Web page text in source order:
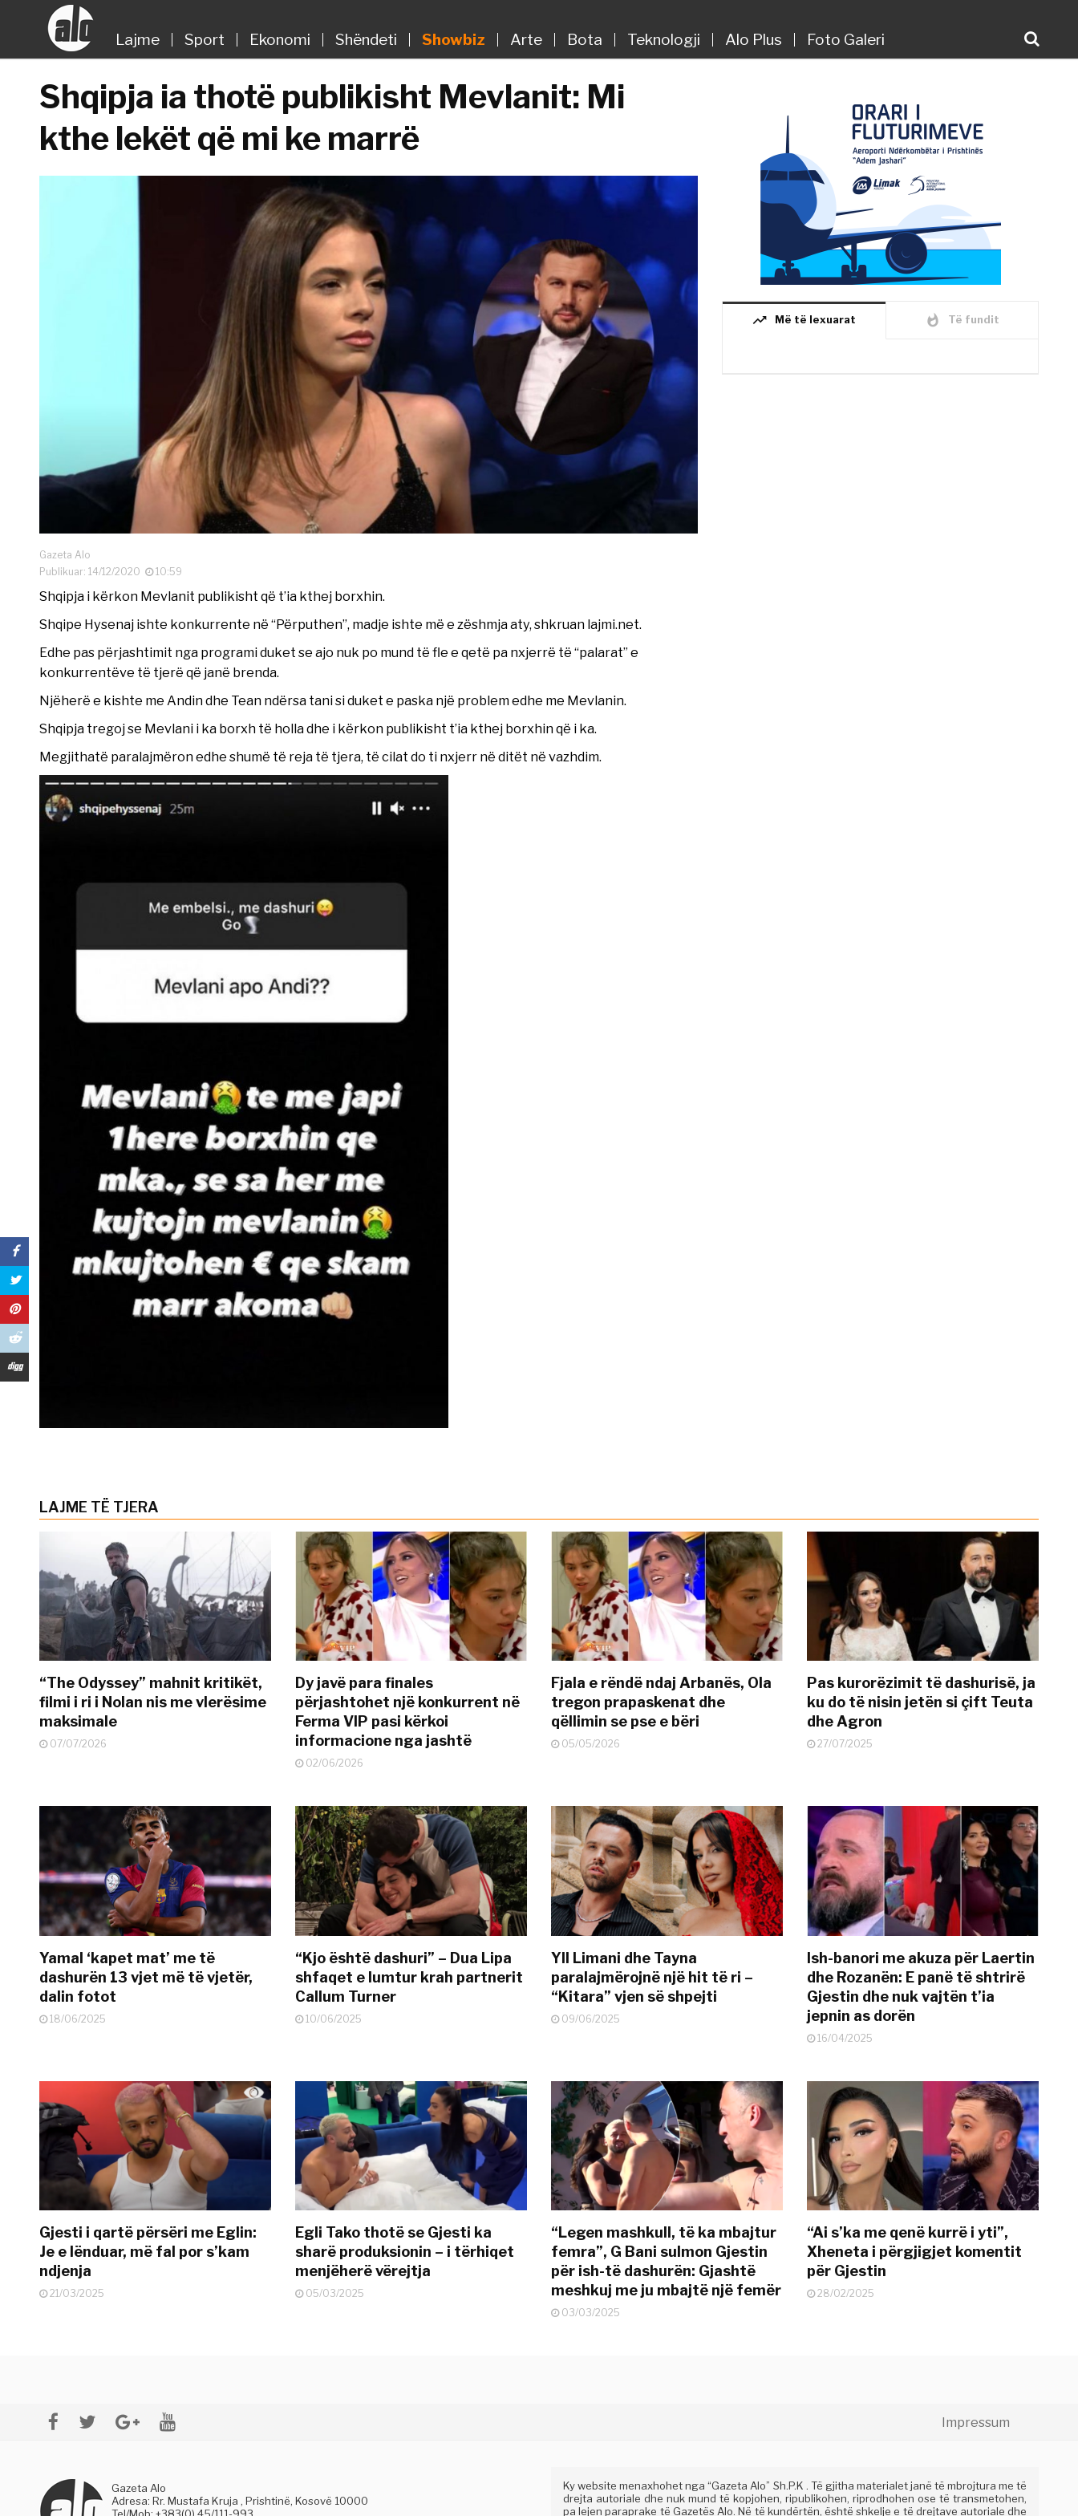
Lajme Sport Ekonomi Shëndeti Showbiz Arte Bota Teknologji Alo Plus Foto Galeri
Shqipja ia thotë publikisht Mevlanit: Mi
kthe lekët që mi ke marrë
Gazeta Alo
Publikuar: 14/12/2020
10:59
Shqipja i kërkon Mevlanit publikisht që t’ia kthej borxhin.
Shqipe Hysenaj ishte konkurrente në “Përputhen”, madje ishte më e zëshmja aty, shkruan lajmi.net.
Edhe pas përjashtimit nga programi duket se ajo nuk po mund të fle e qetë pa nxjerrë të “palarat” e
konkurrentëve të tjerë që janë brenda.
Njëherë e kishte me Andin dhe Tean ndërsa tani si duket e paska një problem edhe me Mevlanin.
Shqipja tregoj se Mevlani i ka borxh të holla dhe i kërkon publikisht t’ia kthej borxhin që i ka.
Megjithatë paralajmëron edhe shumë të reja të tjera, të cilat do ti nxjerr në ditët në vazhdim.
trending_up Më të lexuarat whatshot Të fundit
LAJME TË TJERA
“The Odyssey” mahnit kritikët,
filmi i ri i Nolan nis me vlerësime
maksimale
07/07/2026
Dy javë para finales
përjashtohet një konkurrent në
Ferma VIP pasi kërkoi
informacione nga jashtë
02/06/2026
Fjala e rëndë ndaj Arbanës, Ola
tregon prapaskenat dhe
qëllimin se pse e bëri
05/05/2026
Pas kurorëzimit të dashurisë, ja
ku do të nisin jetën si çift Teuta
dhe Agron
27/07/2025
Yamal ‘kapet mat’ me të
dashurën 13 vjet më të vjetër,
dalin fotot
18/06/2025
“Kjo është dashuri” – Dua Lipa
shfaqet e lumtur krah partnerit
Callum Turner
10/06/2025
Yll Limani dhe Tayna
paralajmërojnë një hit të ri –
“Kitara” vjen së shpejti
09/06/2025
Ish-banori me akuza për Laertin
dhe Rozanën: E panë të shtrirë
Gjestin dhe nuk vajtën t’ia
jepnin as dorën
16/04/2025
Gjesti i qartë përsëri me Eglin:
Je e lënduar, më fal por s’kam
ndjenja
21/03/2025
Egli Tako thotë se Gjesti ka
sharë produksionin – i tërhiqet
menjëherë vërejtja
05/03/2025
“Legen mashkull, të ka mbajtur
femra”, G Bani sulmon Gjestin
për ish-të dashurën: Gjashtë
meshkuj me ju mbajtë një femër
03/03/2025
“Ai s’ka me qenë kurrë i yti”,
Xheneta i përgjigjet komentit
për Gjestin
28/02/2025
Impressum
Gazeta Alo
Adresa: Rr. Mustafa Kruja , Prishtinë, Kosovë 10000
Ky website menaxhohet nga “Gazeta Alo” Sh.P.K . Të gjitha materialet janë të mbrojtura me të
drejta autoriale dhe nuk mund të kopjohen, ripublikohen, riprodhohen ose të transmetohen,
pa lejen paraprake të Gazetës Alo. Në të kundërtën, është shkelje e të drejtave autoriale dhe